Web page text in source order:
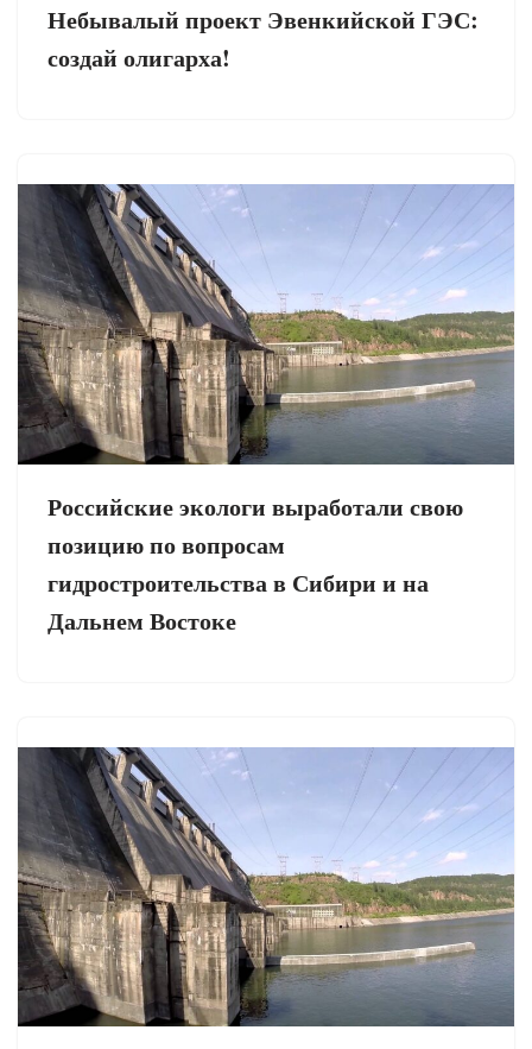
Небывалый проект Эвенкийской ГЭС:
создай олигарха!
Российские экологи выработали свою
позицию по вопросам
гидростроительства в Сибири и на
Дальнем Востоке